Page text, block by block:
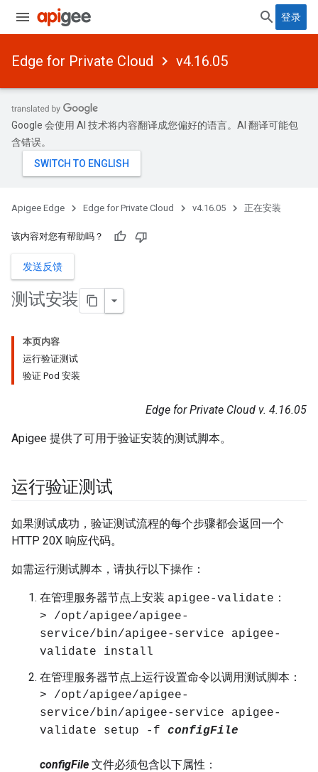
登录
Edge for Private Cloud v4.16.05
Google 会使用 AI 技术将内容翻译成您偏好的语言。AI 翻译可能包
含错误。
Apigee Edge Edge for Private Cloud v4.16.05 正在安装
该内容对您有帮助吗？
发送反馈
测试安装
本页内容
运行验证测试
验证 Pod 安装
Edge for Private Cloud v. 4.16.05
Apigee 提供了可用于验证安装的测试脚本。
运行验证测试
如果测试成功，验证测试流程的每个步骤都会返回一个
HTTP 20X 响应代码。
如需运行测试脚本，请执行以下操作：
在管理服务器节点上安装 apigee-validate ：
> /opt/apigee/apigee-
service/bin/apigee-service apigee-
validate install
在管理服务器节点上运行设置命令以调用测试脚本：
> /opt/apigee/apigee-
service/bin/apigee-service apigee-
validate setup -f configFile
configFile 文件必须包含以下属性：